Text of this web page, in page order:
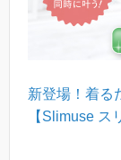
新登場！着る
【Slimuse ス